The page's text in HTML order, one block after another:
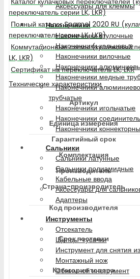
Аксессуары для клеммы
Наконечники
Наконечники втулочные
Наконечники кольцевые
Наконечники вилочные
Наконечники
Наконечники медные
Наконечники
трубчатые
Наконечники игольчатые
Наконечники
Наконечники
Сальники
Сальники латунные
Сальники полиамидные
Кабельные ввода
Аксессуары для
Адаптеры
Инструменты
Отсекатель
Щипцы-кусачки
Инструмент для снятия
Монтажный нож
Обжимной инструмент
переключатель серии LK, LKR)
Полный каталог Spamel 2020 RU
переключатель серии LK, LKR)
Коммутационные схемы (кулачковый
LK, LKR)
Сертификат на переключатель LK, LKR
Технические характеристики
Артикул
Единица измерения
Гарантийный срок
Комплектация
Производитель
Страна-производитель
Код производителя
Срок поставки
Категория товара